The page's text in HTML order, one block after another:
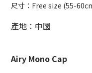
尺寸：Free size (55-
產地：中國
Airy Mono Cap